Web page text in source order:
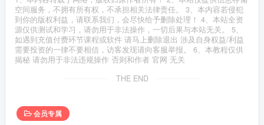
空间服务，不拥有所有权，不承担相关法律责任。 3、本内容若侵犯
到你的版权利益，请联系我们，会尽快给予删除处理！ 4、本站全资
源仅供测试和学习，请勿用于非法操作，一切后果与本站无关。 5、
如遇到充值付费环节课程或软件 请马上删除退出 涉及自身权益/利益
需要投资的一律不要相信，访客发现请向客服举报。 6、本教程仅供
揭秘 请勿用于非法违规操作 否则和作者 官网 无关
THE END
会员专属